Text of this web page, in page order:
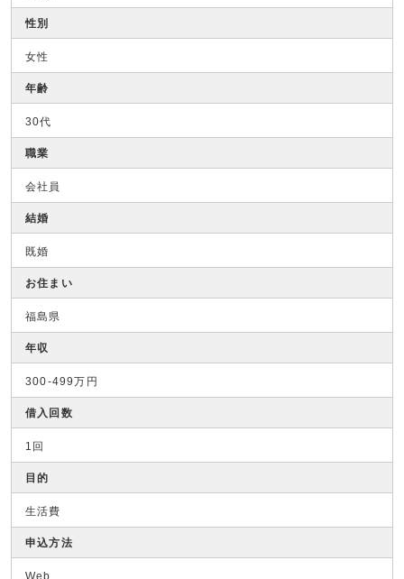
性別
女性
年齢
30代
職業
会社員
結婚
既婚
お住まい
福島県
年収
300-499万円
借入回数
1回
目的
生活費
申込方法